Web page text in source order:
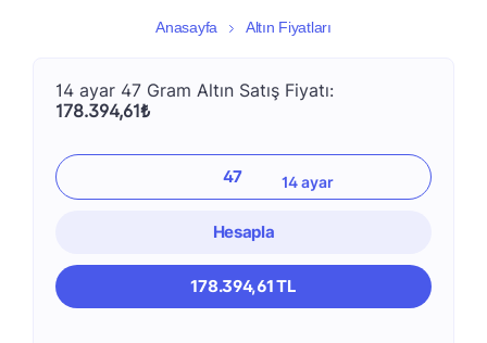
Anasayfa Altın Fiyatları
14 ayar 47 Gram Altın Satış Fiyatı:
178.394,61₺
Hesapla
178.394,61 TL